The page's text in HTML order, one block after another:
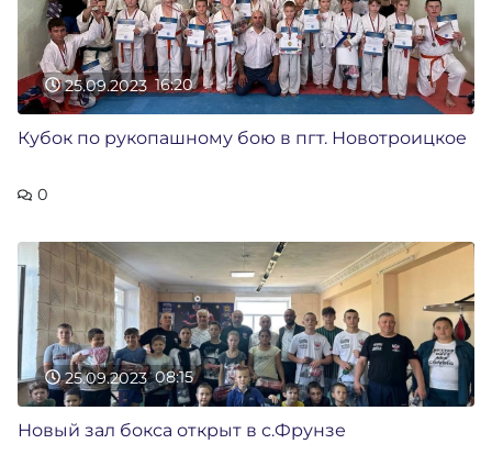
25.09.2023 16:20
Кубок по рукопашному бою в пгт. Новотроицкое
0
25.09.2023 08:15
Новый зал бокса открыт в с.Фрунзе